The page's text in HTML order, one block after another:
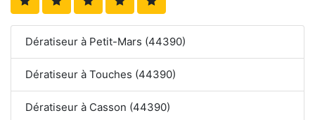
Dératiseur à Petit-Mars (44390)
Dératiseur à Touches (44390)
Dératiseur à Casson (44390)